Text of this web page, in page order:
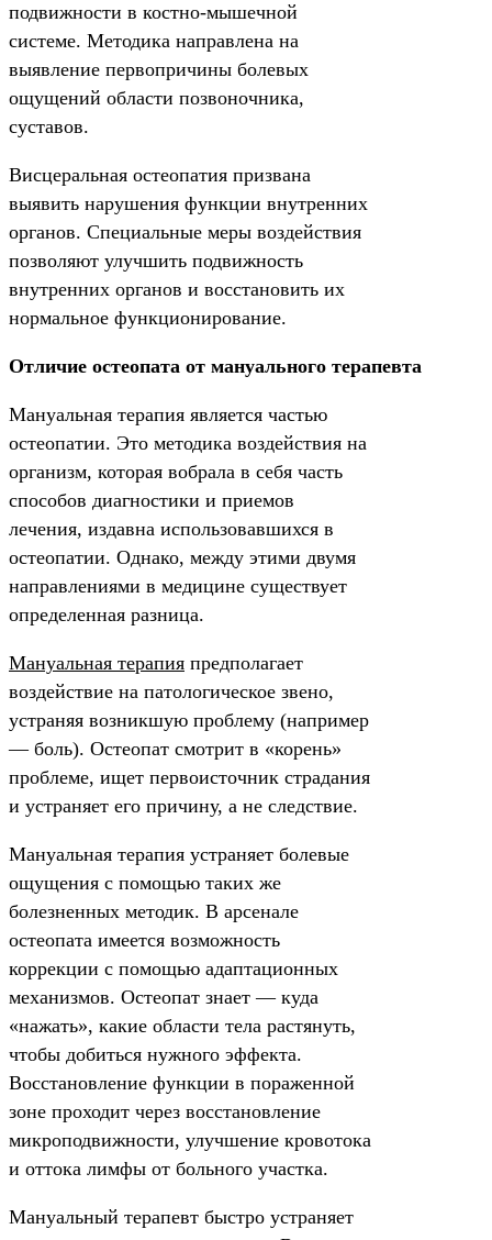
подвижности в костно-мышечной
системе. Методика направлена на
выявление первопричины болевых
ощущений области позвоночника,
суставов.
Висцеральная остеопатия призвана
выявить нарушения функции внутренних
органов. Специальные меры воздействия
позволяют улучшить подвижность
внутренних органов и восстановить их
нормальное функционирование.
Отличие остеопата от мануального терапевта
Мануальная терапия является частью
остеопатии. Это методика воздействия на
организм, которая вобрала в себя часть
способов диагностики и приемов
лечения, издавна использовавшихся в
остеопатии. Однако, между этими двумя
направлениями в медицине существует
определенная разница.
Мануальная терапия предполагает
воздействие на патологическое звено,
устраняя возникшую проблему (например
— боль). Остеопат смотрит в «корень»
проблеме, ищет первоисточник страдания
и устраняет его причину, а не следствие.
Мануальная терапия устраняет болевые
ощущения с помощью таких же
болезненных методик. В арсенале
остеопата имеется возможность
коррекции с помощью адаптационных
механизмов. Остеопат знает — куда
«нажать», какие области тела растянуть,
чтобы добиться нужного эффекта.
Восстановление функции в пораженной
зоне проходит через восстановление
микроподвижности, улучшение кровотока
и оттока лимфы от больного участка.
Мануальный терапевт быстро устраняет